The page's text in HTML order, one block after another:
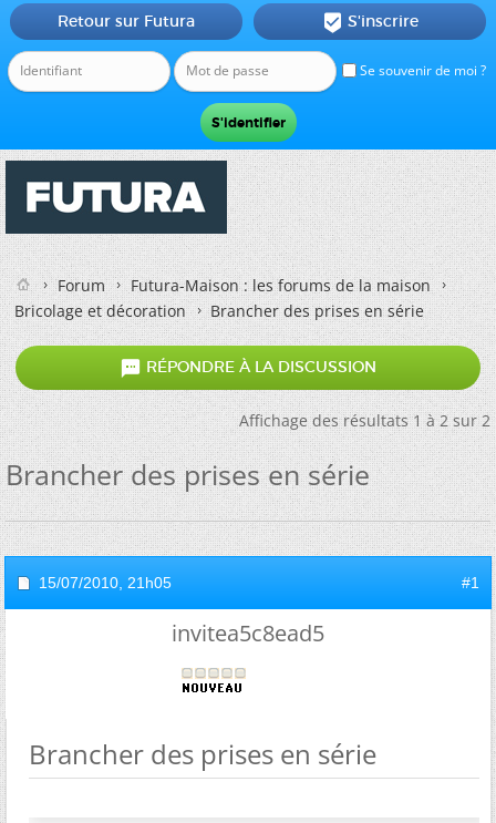
Se souvenir de moi ?
Retour sur Futura  S'inscrire
Forum
Futura-Maison : les forums de la maison
Bricolage et décoration
Brancher des prises en série
 RÉPONDRE À LA DISCUSSION
Affichage des résultats 1 à 2 sur 2
Brancher des prises en série
15/07/2010, 21h05 #1
invitea5c8ead5
Brancher des prises en série